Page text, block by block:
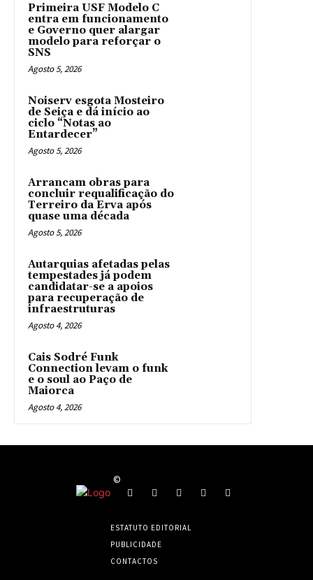
Primeira USF Modelo C
entra em funcionamento
e Governo quer alargar
modelo para reforçar o
SNS
Agosto 5, 2026
Noiserv esgota Mosteiro
de Seiça e dá início ao
ciclo “Notas ao
Entardecer”
Agosto 5, 2026
Arrancam obras para
concluir requalificação do
Terreiro da Erva após
quase uma década
Agosto 5, 2026
Autarquias afetadas pelas
tempestades já podem
candidatar-se a apoios
para recuperação de
infraestruturas
Agosto 4, 2026
Cais Sodré Funk
Connection levam o funk
e o soul ao Paço de
Maiorca
Agosto 4, 2026
©
ESTATUTO EDITORIAL
PUBLICIDADE
CONTACTOS